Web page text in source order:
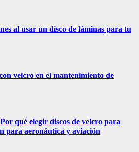
al usar un disco de láminas para tu
velcro en el mantenimiento de
qué elegir discos de velcro para
para aeronáutica y aviación